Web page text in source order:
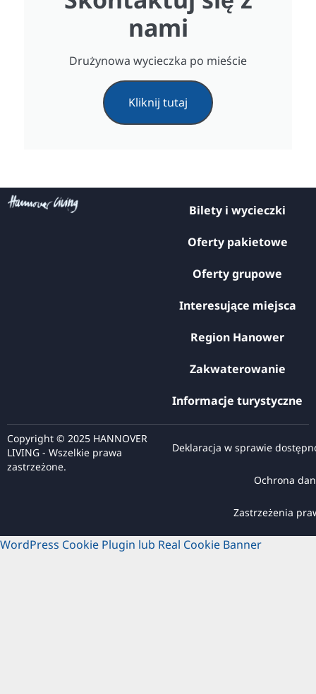
nami
Drużynowa wycieczka po mieście
Kliknij tutaj
Bilety i wycieczki
Oferty pakietowe
Oferty grupowe
Interesujące miejsca
Region Hanower
Zakwaterowanie
Informacje turystyczne
Copyright © 2025 HANNOVER
LIVING - Wszelkie prawa
zastrzeżone.
Deklaracja w sprawie
Ochrona
Zastrzeżenia
WordPress Cookie Plugin lub Real Cookie Banner